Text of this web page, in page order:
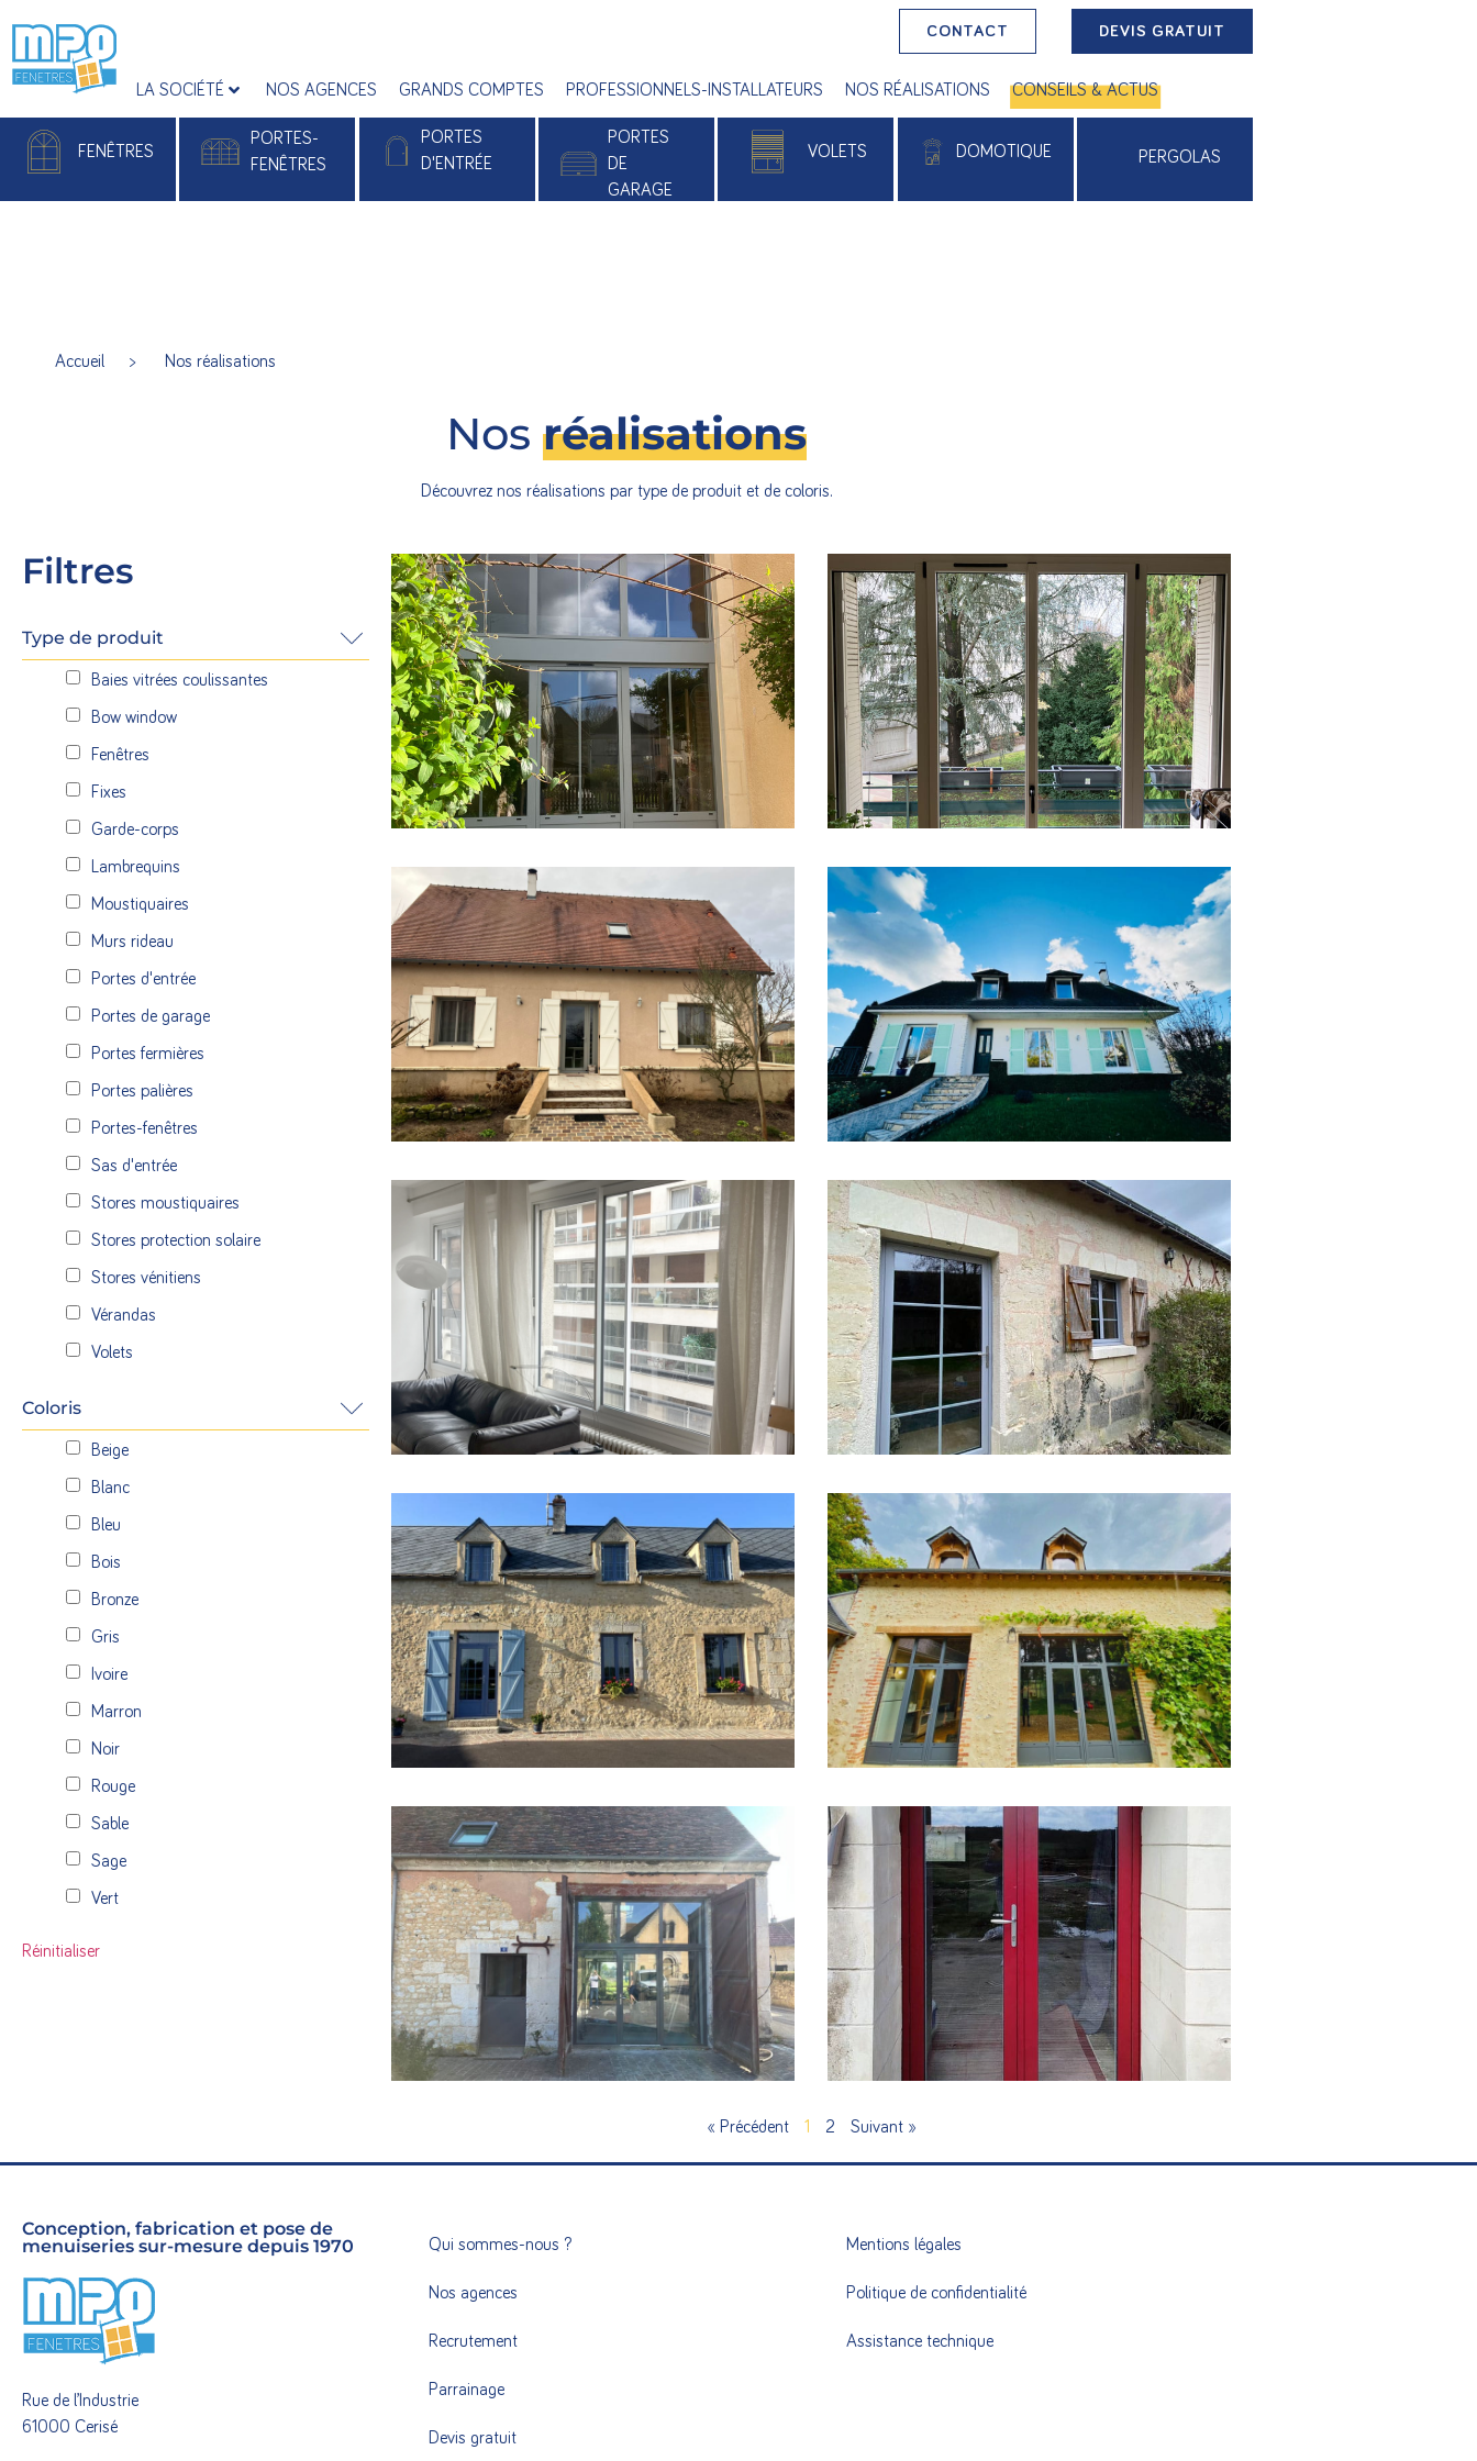
CONTACT DEVIS GRATUIT
LA SOCIÉTÉ NOS AGENCES GRANDS COMPTES PROFESSIONNELS-INSTALLATEURS NOS RÉALISATIONS CONSEILS & ACTUS
FENÊTRES
PORTES-
FENÊTRES
PORTES
D'ENTRÉE
PORTES
DE
GARAGE
VOLETS DOMOTIQUE PERGOLAS
Accueil > Nos réalisations
Nos réalisations
Découvrez nos réalisations par type de produit et de coloris.
Filtres
Type de produit
Baies vitrées coulissantes
Bow window
Fenêtres
Fixes
Garde-corps
Lambrequins
Moustiquaires
Murs rideau
Portes d'entrée
Portes de garage
Portes fermières
Portes palières
Portes-fenêtres
Sas d'entrée
Stores moustiquaires
Stores protection solaire
Stores vénitiens
Vérandas
Volets
Coloris
Beige
Blanc
Bleu
Bois
Bronze
Gris
Ivoire
Marron
Noir
Rouge
Sable
Sage
Vert
Réinitialiser
Afin de créer une chambre en rez-de-chaussée,
nous sommes intervenus dans la conception, la
fabrication et la pose d’un ensemble de menuiseries
aluminium composées
EN SAVOIR +
Conception, fabrication et pose de menuiseries
aluminium respectant les contraintes de la
copropriété.
Fenêtre aluminium
Portes-
fenêtres aluminium
Fixes aluminium Coloris
EN SAVOIR +
Conception, fabrication et pose de menuiseries
aluminium gamme Kaptiv pour la rénovation d’une
maison. Des menuiseries bicolores, gris à l’extérieur,
blanc à l’intérieur, et
EN SAVOIR +
Conception, fabrication et pose de menuiseries en
aluminium à ouvrant caché.
En savoir plus sur
les ouvrants cachés
Fenêtres aluminium
Portes-fenêtres
EN SAVOIR +
Installation de menuiseries en aluminium avec des
portes fenêtres et fenêtres coulissantes à 2
vantaux. La couleur gris aluminium anodisé apporte
une touche moderne,
EN SAVOIR +
Rénovation des menuiseries d’une vieille bâtisse
avec des fenêtres en aluminium composée d’une
poignée bouton vieux fer pour garder l’esprit ancien
du logement.
EN SAVOIR +
Pour la rénovation de cette maison en vieilles
pierres, nous sommes intervenus pour la
conception, la fabrication et la pose de menuiseries
en aluminium
EN SAVOIR +
Rénovation d’une vieille maison avec de grandes
portes-fenêtres en aluminium en double vitrage
feuilleté, un petit soubassement en panneau plate
bande et des impostes
EN SAVOIR +
Rénovation d’une vieille bâtisse avec des
menuiseries en aluminium gris anthracite. Parmi les
menuiseries conçues, fabriquées et posées
Porte
d’entrée alu
Fenêtre
EN SAVOIR +
Rénovation d’une porte-fenêtre en alu rouge double
vitrage composée d’une serrure 5 points de sécurité.
Porte-fenêtre Alu
Coloris : Rouge RAL 3004
EN SAVOIR +
« Précédent 1 2 Suivant »
Conception, fabrication et pose de
menuiseries sur-mesure depuis 1970
Rue de l’Industrie
61000 Cerisé
Qui sommes-nous ?
Nos agences
Recrutement
Parrainage
Devis gratuit
Mentions légales
Politique de confidentialité
Assistance technique